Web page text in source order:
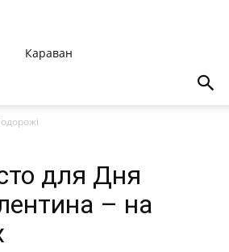
Караван
для Дня
– на